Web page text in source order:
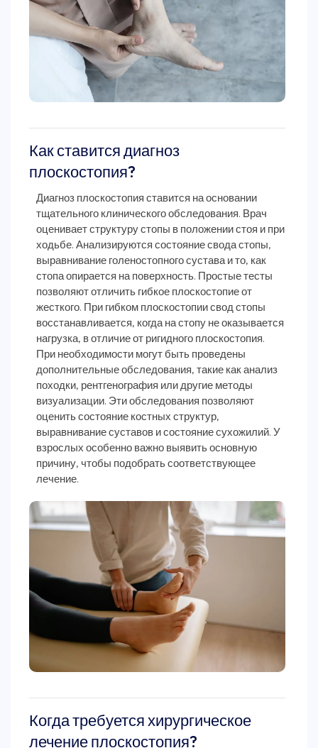
Как ставится диагноз
плоскостопия?
Диагноз плоскостопия ставится на основании
тщательного клинического обследования. Врач
оценивает структуру стопы в положении стоя и при
ходьбе. Анализируются состояние свода стопы,
выравнивание голеностопного сустава и то, как
стопа опирается на поверхность. Простые тесты
позволяют отличить гибкое плоскостопие от
жесткого. При гибком плоскостопии свод стопы
восстанавливается, когда на стопу не оказывается
нагрузка, в отличие от ригидного плоскостопия.
При необходимости могут быть проведены
дополнительные обследования, такие как анализ
походки, рентгенография или другие методы
визуализации. Эти обследования позволяют
оценить состояние костных структур,
выравнивание суставов и состояние сухожилий. У
взрослых особенно важно выявить основную
причину, чтобы подобрать соответствующее
лечение.
Когда требуется хирургическое
лечение плоскостопия?